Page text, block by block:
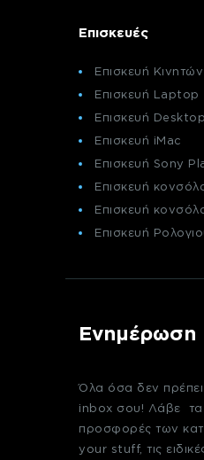
Επισκευές
Επισκευή Κινητών
Επισκευή Laptop
Επισκευή Desktop
Επισκευή iMac
Επισκευή Sony
Επισκευή
Επισκευή
Επισκευή
Ενημέρωση
Όλα όσα δεν πρέπει
inbox σου! Λάβε τα
προσφορές των
your stuff, τις